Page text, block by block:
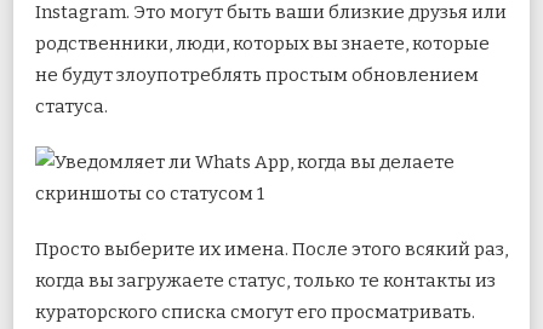
Instagram. Это могут быть ваши близкие друзья или
родственники, люди, которых вы знаете, которые
не будут злоупотреблять простым обновлением
статуса.
Просто выберите их имена. После этого всякий раз,
когда вы загружаете статус, только те контакты из
кураторского списка смогут его просматривать.